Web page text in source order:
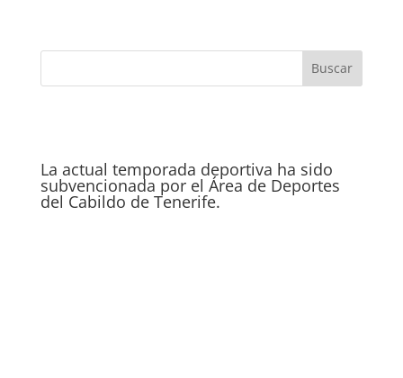
La actual temporada deportiva ha sido
subvencionada por el Área de Deportes
del Cabildo de Tenerife.